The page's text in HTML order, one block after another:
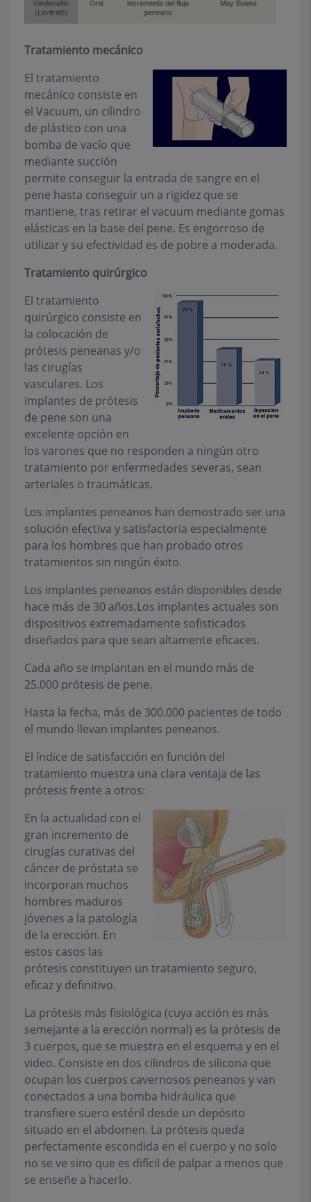
Tratamiento mecánico
El tratamiento
mecánico consiste en
el Vacuum, un cilindro
de plástico con una
bomba de vacío que
mediante succión
permite conseguir la entrada de sangre en el
pene hasta conseguir un a rigidez que se
mantiene, tras retirar el vacuum mediante gomas
elásticas en la base del pene. Es engorroso de
utilizar y su efectividad es de pobre a moderada.
Tratamiento quirúrgico
El tratamiento
quirúrgico consiste en
la colocación de
prótesis peneanas y/o
las cirugías
vasculares. Los
implantes de prótesis
de pene son una
excelente opción en
los varones que no responden a ningún otro
tratamiento por enfermedades severas, sean
arteriales o traumáticas.
Los implantes peneanos han demostrado ser una
solución efectiva y satisfactoria especialmente
para los hombres que han probado otros
tratamientos sin ningún éxito.
Los implantes peneanos están disponibles desde
hace más de 30 años.Los implantes actuales son
dispositivos extremadamente sofisticados
diseñados para que sean altamente eficaces.
Cada año se implantan en el mundo más de
25.000 prótesis de pene.
Hasta la fecha, más de 300.000 pacientes de todo
el mundo llevan implantes peneanos.
El índice de satisfacción en función del
tratamiento muestra una clara ventaja de las
prótesis frente a otros:
En la actualidad con el
gran incremento de
cirugías curativas del
cáncer de próstata se
incorporan muchos
hombres maduros
jóvenes a la patología
de la erección. En
estos casos las
prótesis constituyen un tratamiento seguro,
eficaz y definitivo.
La prótesis más fisiológica (cuya acción es más
semejante a la erección normal) es la prótesis de
3 cuerpos, que se muestra en el esquema y en el
video. Consiste en dos cilindros de silicona que
ocupan los cuerpos cavernosos peneanos y van
conectados a una bomba hidráulica que
transfiere suero estéril desde un depósito
situado en el abdomen. La prótesis queda
perfectamente escondida en el cuerpo y no solo
no se ve sino que es difícil de palpar a menos que
se enseñe a hacerlo.